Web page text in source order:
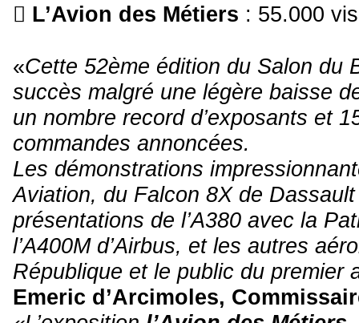
 L’Avion des Métiers : 55.000
«Cette 52ème édition du Salon du
succès malgré une légère baisse
un nombre record d’exposants et
commandes annoncées.
Les démonstrations
Aviation, du Falcon 8X de
présentations de l’A380 avec la
l’A400M d’Airbus, et les autres
République et le public du premier
Emeric d’Arcimoles,